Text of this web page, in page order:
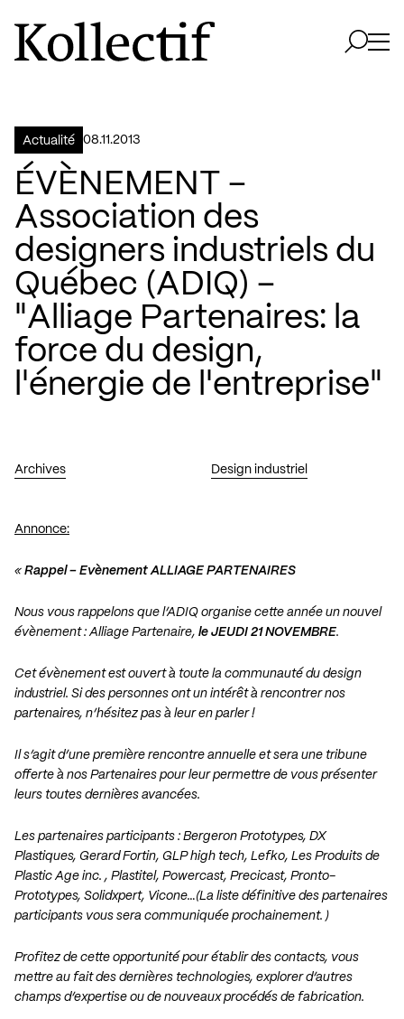
Aller à la page d'accueil
Logo Kollectif
Actualité 08.11.2013
ÉVÈNEMENT –
Association des
designers industriels du
Québec (ADIQ) –
"Alliage Partenaires: la
force du design,
l'énergie de l'entreprise"
Archives Design industriel
Annonce:
« Rappel – Evènement ALLIAGE PARTENAIRES
Nous vous rappelons que l’ADIQ organise cette année un nouvel
évènement : Alliage Partenaire, le JEUDI 21 NOVEMBRE.
Cet évènement est ouvert à toute la communauté du design
industriel. Si des personnes ont un intérêt à rencontrer nos
partenaires, n’hésitez pas à leur en parler !
Il s’agit d’une première rencontre annuelle et sera une tribune
offerte à nos Partenaires pour leur permettre de vous présenter
leurs toutes dernières avancées.
Les partenaires participants : Bergeron Prototypes, DX
Plastiques, Gerard Fortin, GLP high tech, Lefko, Les Produits de
Plastic Age inc. , Plastitel, Powercast, Precicast, Pronto-
Prototypes, Solidxpert, Vicone…(La liste définitive des partenaires
participants vous sera communiquée prochainement. )
Profitez de cette opportunité pour établir des contacts, vous
mettre au fait des dernières technologies, explorer d’autres
champs d’expertise ou de nouveaux procédés de fabrication.